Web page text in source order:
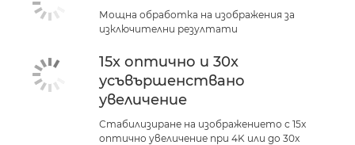
Мощна обработка на изображения за
изключителни резултати
15x оптично и 30x
усъвършенствано
увеличение
Стабилизиране на изображението с 15x
оптично увеличение при 4K или до 30x